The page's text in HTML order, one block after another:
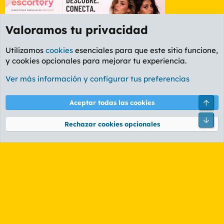
Foro General
Cookies
PL OLDSTYLE AMARILLO
Términos y reglas Política de privacidad Ayuda
Community platform by XenForo® © 2010-2026 XenForo Ltd.
Valoramos tu privacidad
Utilizamos cookies esenciales para que este sitio funcione,
y cookies opcionales para mejorar tu experiencia.
Ver más información y configurar tus preferencias
Aceptar todas las cookies
Rechazar cookies opcionales
Pie